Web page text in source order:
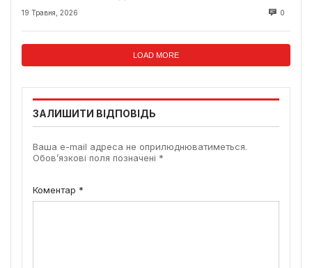
19 Травня, 2026 0
LOAD MORE
ЗАЛИШИТИ ВІДПОВІДЬ
Ваша e-mail адреса не оприлюднюватиметься.
Обов’язкові поля позначені *
Коментар *